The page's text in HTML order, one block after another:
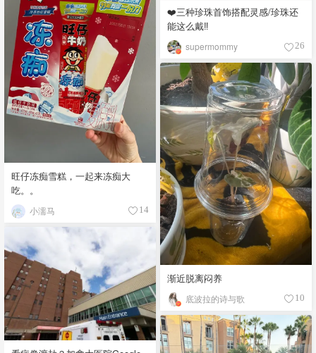
❤️三种珍珠首饰搭配灵感/珍珠还
能这么戴‼️
supermommy 26
旺仔冻痴雪糕，一起来冻痴大
吃。。
小濡马 14
渐近脱离闷养
底波拉的诗与歌 10